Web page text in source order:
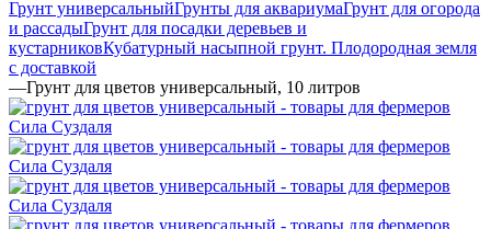
Грунт универсальныйГрунты для аквариумаГрунт для огорода
и рассадыГрунт для посадки деревьев и
кустарниковКубатурный насыпной грунт. Плодородная земля
с доставкой
—Грунт для цветов универсальный, 10 литров